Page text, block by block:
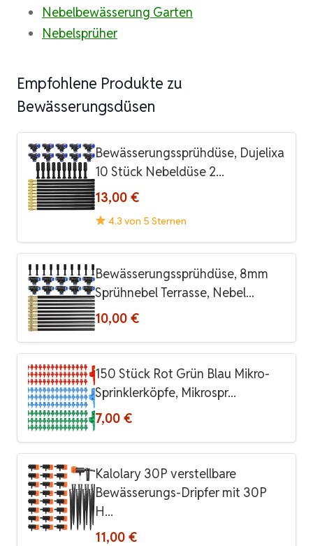
Nebelbewässerung Garten
Nebelsprüher
Empfohlene Produkte zu
Bewässerungsdüsen
Bewässerungssprühdüse, Dujelixa
10 Stück Nebeldüse 2...
13,00 €
4.3 von 5 Sternen
Bewässerungssprühdüse, 8mm
Sprühnebel Terrasse, Nebel...
10,00 €
150 Stück Rot Grün Blau Mikro-
Sprinklerköpfe, Mikrospr...
7,00 €
Kalolary 30P verstellbare
Bewässerungs-Dripfer mit 30P
H...
11,00 €